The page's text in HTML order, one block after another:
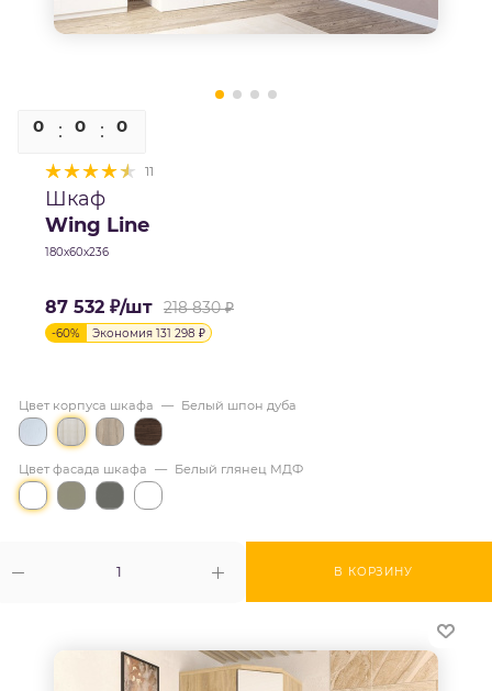
0 0 0
11
Шкаф
Wing Line
180х60х236
87 532 ₽/шт 218 830₽
-60% Экономия 131 298 ₽
В КОРЗИНУ
Цвет корпуса шкафа — Белый шпон дуба
Цвет фасада шкафа — Белый глянец МДФ